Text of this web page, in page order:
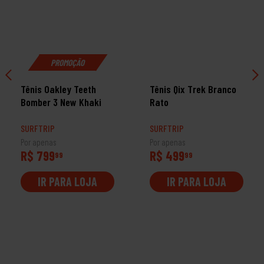
PROMOÇÃO
Tênis Oakley Teeth
Bomber 3 New Khaki
SURFTRIP
Por apenas
R$ 79999
IR PARA LOJA
Tênis Qix Trek Branco
Rato
SURFTRIP
Por apenas
R$ 49999
IR PARA LOJA